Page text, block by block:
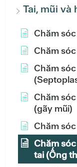
Tai, mũi và
Chăm
Chăm
Chăm
Chăm
(gãy mũi)
Chăm
Chăm
tai (Ống